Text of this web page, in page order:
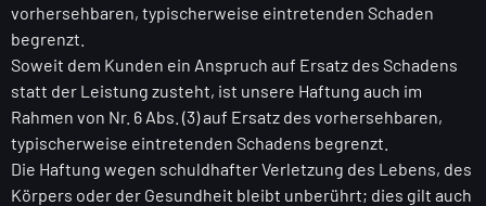
vorhersehbaren, typischerweise eintretenden Schaden
begrenzt.
Soweit dem Kunden ein Anspruch auf Ersatz des Schadens
statt der Leistung zusteht, ist unsere Haftung auch im
Rahmen von Nr. 6 Abs. (3) auf Ersatz des vorhersehbaren,
typischerweise eintretenden Schadens begrenzt.
Die Haftung wegen schuldhafter Verletzung des Lebens, des
Körpers oder der Gesundheit bleibt unberührt; dies gilt auch